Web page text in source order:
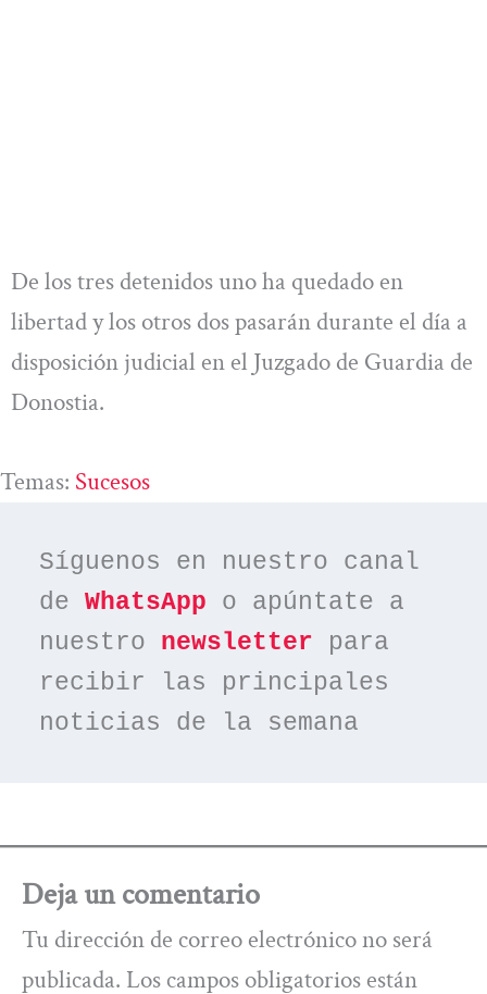
De los tres detenidos uno ha quedado en
libertad y los otros dos pasarán durante el día a
disposición judicial en el Juzgado de Guardia de
Donostia.
Temas: Sucesos
Síguenos en nuestro canal
de WhatsApp o apúntate a
nuestro newsletter para
recibir las principales
noticias de la semana
Deja un comentario
Tu dirección de correo electrónico no será
publicada. Los campos obligatorios están